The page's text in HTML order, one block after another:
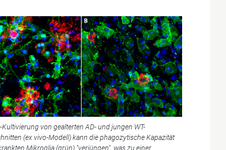
Kultivierung von gealterten AD- und jungen WT-
(ex vivo-Modell) kann die phagozytische Kapazität
Mikroglia (grün) "verjüngen", was zu einer